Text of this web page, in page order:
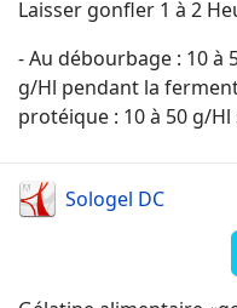
Laisser gonfler 1 à 2
- Au débourbage : 10 à
g/Hl pendant la
protéique : 10 à 50 g/Hl
Sologel DC